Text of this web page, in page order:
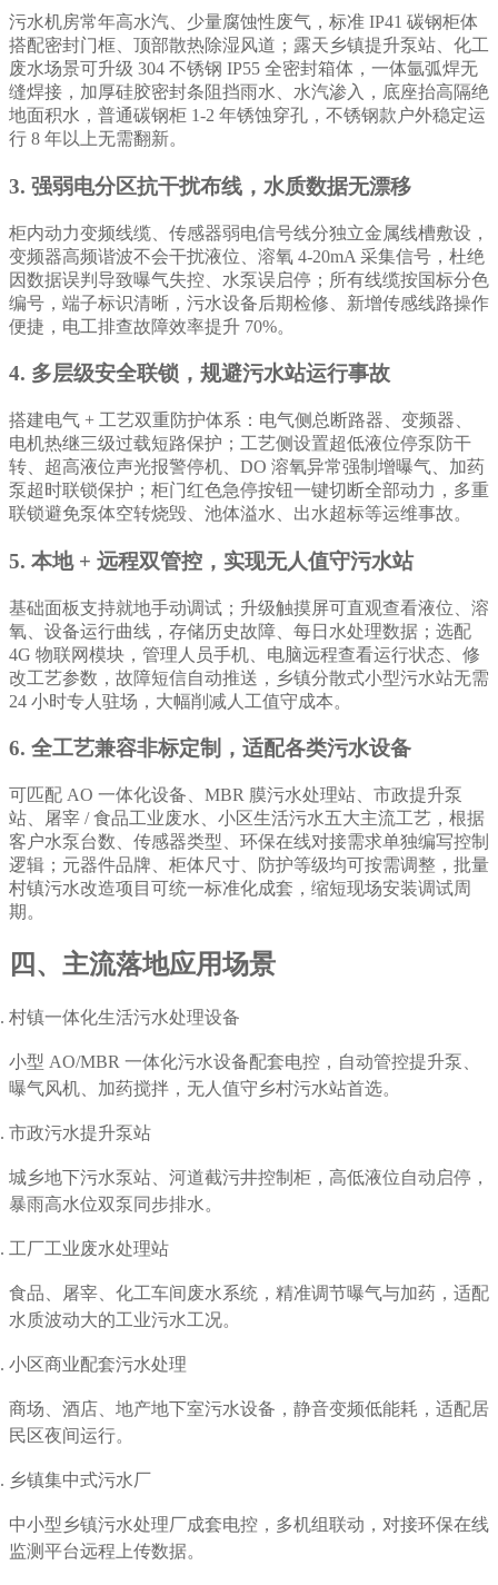
污水机房常年高水汽、少量腐蚀性废气，标准 IP41 碳钢柜体
搭配密封门框、顶部散热除湿风道；露天乡镇提升泵站、化工
废水场景可升级 304 不锈钢 IP55 全密封箱体，一体氩弧焊无
缝焊接，加厚硅胶密封条阻挡雨水、水汽渗入，底座抬高隔绝
地面积水，普通碳钢柜 1-2 年锈蚀穿孔，不锈钢款户外稳定运
行 8 年以上无需翻新。
3. 强弱电分区抗干扰布线，水质数据无漂移
柜内动力变频线缆、传感器弱电信号线分独立金属线槽敷设，
变频器高频谐波不会干扰液位、溶氧 4-20mA 采集信号，杜绝
因数据误判导致曝气失控、水泵误启停；所有线缆按国标分色
编号，端子标识清晰，污水设备后期检修、新增传感线路操作
便捷，电工排查故障效率提升 70%。
4. 多层级安全联锁，规避污水站运行事故
搭建电气 + 工艺双重防护体系：电气侧总断路器、变频器、
电机热继三级过载短路保护；工艺侧设置超低液位停泵防干
转、超高液位声光报警停机、DO 溶氧异常强制增曝气、加药
泵超时联锁保护；柜门红色急停按钮一键切断全部动力，多重
联锁避免泵体空转烧毁、池体溢水、出水超标等运维事故。
5. 本地 + 远程双管控，实现无人值守污水站
基础面板支持就地手动调试；升级触摸屏可直观查看液位、溶
氧、设备运行曲线，存储历史故障、每日水处理数据；选配
4G 物联网模块，管理人员手机、电脑远程查看运行状态、修
改工艺参数，故障短信自动推送，乡镇分散式小型污水站无需
24 小时专人驻场，大幅削减人工值守成本。
6. 全工艺兼容非标定制，适配各类污水设备
可匹配 AO 一体化设备、MBR 膜污水处理站、市政提升泵
站、屠宰 / 食品工业废水、小区生活污水五大主流工艺，根据
客户水泵台数、传感器类型、环保在线对接需求单独编写控制
逻辑；元器件品牌、柜体尺寸、防护等级均可按需调整，批量
村镇污水改造项目可统一标准化成套，缩短现场安装调试周
期。
四、主流落地应用场景
村镇一体化生活污水处理设备
小型 AO/MBR 一体化污水设备配套电控，自动管控提升泵、
曝气风机、加药搅拌，无人值守乡村污水站首选。
市政污水提升泵站
城乡地下污水泵站、河道截污井控制柜，高低液位自动启停，
暴雨高水位双泵同步排水。
工厂工业废水处理站
食品、屠宰、化工车间废水系统，精准调节曝气与加药，适配
水质波动大的工业污水工况。
小区商业配套污水处理
商场、酒店、地产地下室污水设备，静音变频低能耗，适配居
民区夜间运行。
乡镇集中式污水厂
中小型乡镇污水处理厂成套电控，多机组联动，对接环保在线
监测平台远程上传数据。